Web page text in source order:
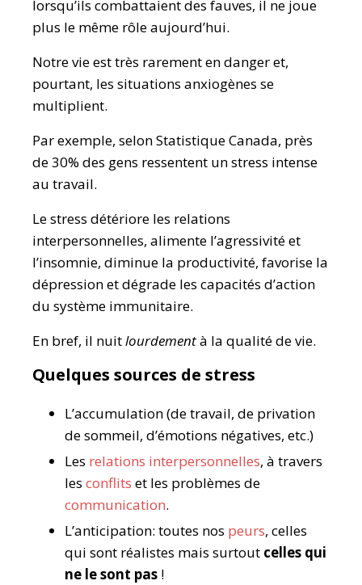
lorsqu’ils combattaient des fauves, il ne joue
plus le même rôle aujourd’hui.
Notre vie est très rarement en danger et,
pourtant, les situations anxiogènes se
multiplient.
Par exemple, selon Statistique Canada, près
de 30% des gens ressentent un stress intense
au travail.
Le stress détériore les relations
interpersonnelles, alimente l’agressivité et
l’insomnie, diminue la productivité, favorise la
dépression et dégrade les capacités d’action
du système immunitaire.
En bref, il nuitlourdementà la qualité de vie.
Quelques sources de stress
L’accumulation (de travail, de privation
de sommeil, d’émotions négatives, etc.)
Les relations interpersonnelles, à travers
les conflits et les problèmes de
communication.
L’anticipation: toutes nos peurs, celles
qui sont réalistes mais surtout celles qui
ne le sont pas !